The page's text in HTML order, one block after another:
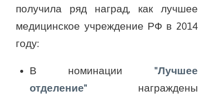
получила ряд наград, как лучшее
медицинское учреждение РФ в 2014
году:
В номинации "Лучшее
отделение" награждены